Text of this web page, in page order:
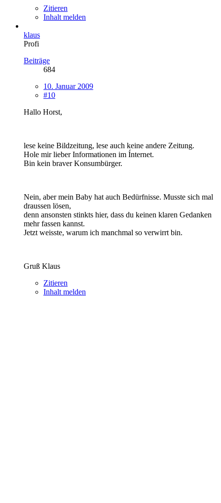
Zitieren
Inhalt melden
klaus
Profi
Beiträge
684
10. Januar 2009
#10
Hallo Horst,
lese keine Bildzeitung, lese auch keine andere Zeitung.
Hole mir lieber Informationen im Ínternet.
Bin kein braver Konsumbürger.
Nein, aber mein Baby hat auch Bedürfnisse. Musste sich mal
draussen lösen,
denn ansonsten stinkts hier, dass du keinen klaren Gedanken
mehr fassen kannst.
Jetzt weisste, warum ich manchmal so verwirrt bin.
Gruß Klaus
Zitieren
Inhalt melden